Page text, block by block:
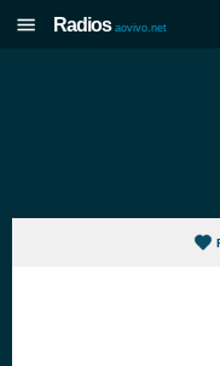
Radios aovivo.net